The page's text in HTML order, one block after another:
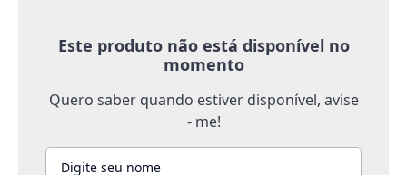
Este produto não está disponível no
momento
Quero saber quando estiver disponível, avise
- me!